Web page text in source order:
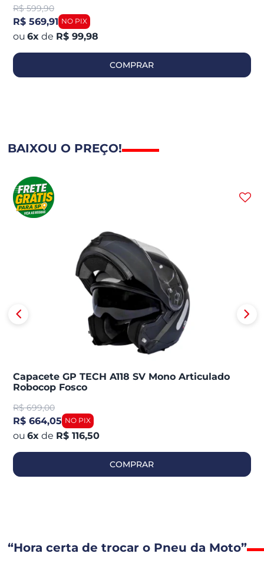
R$ 599,90
R$ 569,91
6x de R$ 99,98
COMPRAR
BAIXOU O PREÇO!
Capacete GP TECH A118 SV Mono Articulado
Robocop Fosco
R$ 699,00
R$ 664,05
6x de R$ 116,50
COMPRAR
“Hora certa de trocar o Pneu da Moto”